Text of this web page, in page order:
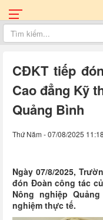
CĐKT tiếp
Cao đẳng Kỹ
Quảng Bình
Thứ Năm - 07/08/2025 11:18
Ngày 07/8/2025,
đón Đoàn công tác
Nông nghiệp
nghiệm thực tế.